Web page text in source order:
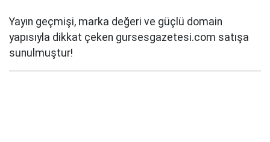
Yayın geçmişi, marka değeri ve güçlü domain
yapısıyla dikkat çeken gursesgazetesi.com satışa
sunulmuştur!